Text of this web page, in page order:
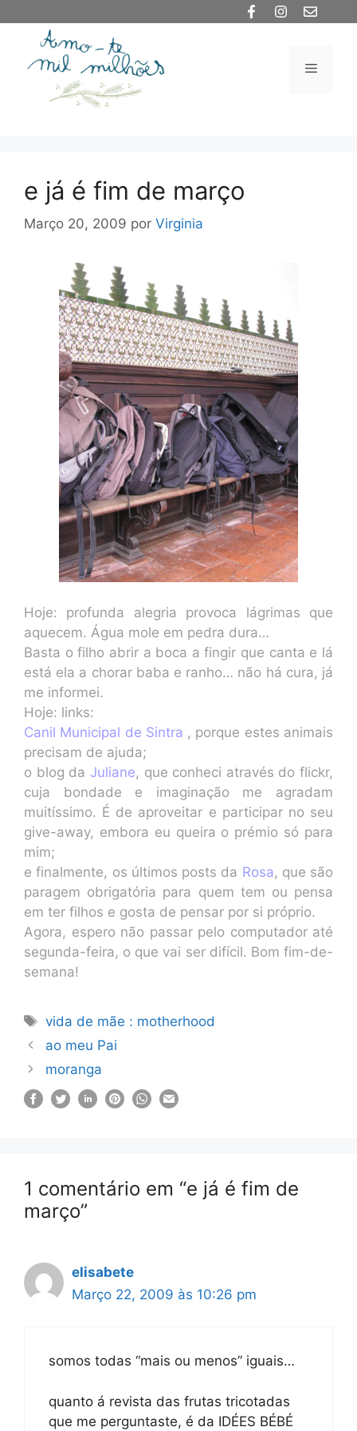
conteúdo
Menu
e já é fim de março
Março 20, 2009 por Virginia
Hoje: profunda alegria provoca lágrimas que
aquecem. Água mole em pedra dura…
Basta o filho abrir a boca a fingir que canta e lá
está ela a chorar baba e ranho… não há cura, já
me informei.
Hoje: links:
Canil Municipal de Sintra , porque estes animais
precisam de ajuda;
o blog da Juliane, que conheci através do flickr,
cuja bondade e imaginação me agradam
muitíssimo. É de aproveitar e participar no seu
give-away, embora eu queira o prémio só para
mim;
e finalmente, os últimos posts da Rosa, que são
paragem obrigatória para quem tem ou pensa
em ter filhos e gosta de pensar por si próprio.
Agora, espero não passar pelo computador até
segunda-feira, o que vai ser difícil. Bom fim-de-
semana!
Etiquetas
vida de mãe : motherhood
ao meu Pai
moranga
1 comentário em “e já é fim de
março”
elisabete
Março 22, 2009 às 10:26 pm
somos todas “mais ou menos” iguais…
quanto á revista das frutas tricotadas
que me perguntaste, é da IDÉES BÉBÉ